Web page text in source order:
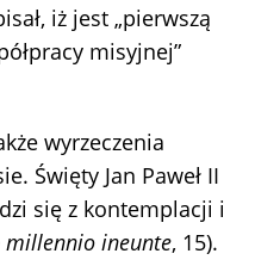
iż jest „pierwszą
misyjnej”
wyrzeczenia
Święty Jan Paweł II
się z kontemplacji i
millennio ineunte, 15).